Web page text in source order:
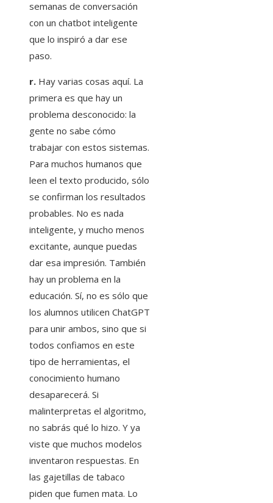
semanas de conversación
con un chatbot inteligente
que lo inspiró a dar ese
paso.
r. Hay varias cosas aquí. La
primera es que hay un
problema desconocido: la
gente no sabe cómo
trabajar con estos sistemas.
Para muchos humanos que
leen el texto producido, sólo
se confirman los resultados
probables. No es nada
inteligente, y mucho menos
excitante, aunque puedas
dar esa impresión. También
hay un problema en la
educación. Sí, no es sólo que
los alumnos utilicen ChatGPT
para unir ambos, sino que si
todos confiamos en este
tipo de herramientas, el
conocimiento humano
desaparecerá. Si
malinterpretas el algoritmo,
no sabrás qué lo hizo. Y ya
viste que muchos modelos
inventaron respuestas. En
las gajetillas de tabaco
piden que fumen mata. Lo